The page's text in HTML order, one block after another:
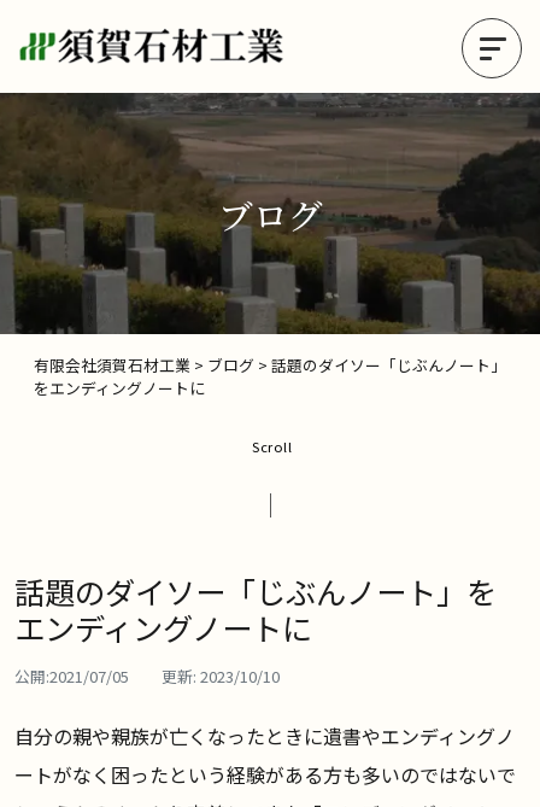
ブログ
有限会社須賀石材工業 > ブログ > 話題のダイソー「じぶんノート」
をエンディングノートに
Scroll
話題のダイソー「じぶんノート」を
エンディングノートに
公開:2021/07/05 更新: 2023/10/10
自分の親や親族が亡くなったときに遺書やエンディングノ
ートがなく困ったという経験がある方も多いのではないで